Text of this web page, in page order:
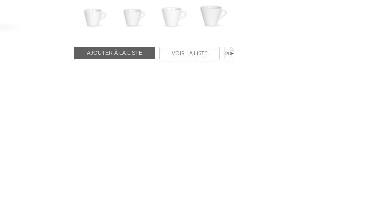
VOIR LA LISTE